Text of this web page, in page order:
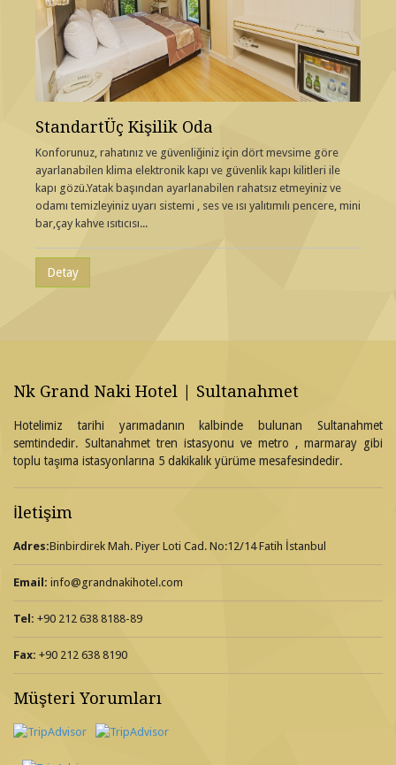
StandartÜç Kişilik Oda
Konforunuz, rahatınız ve güvenliğiniz için dört mevsime göre
ayarlanabilen klima elektronik kapı ve güvenlik kapı kilitleri ile
kapı gözü.Yatak başından ayarlanabilen rahatsız etmeyiniz ve
odamı temizleyiniz uyarı sistemi , ses ve ısı yalıtımılı pencere, mini
bar,çay kahve ısıtıcısı...
Detay
Nk Grand Naki Hotel | Sultanahmet
Hotelimiz tarihi yarımadanın kalbinde bulunan Sultanahmet
semtindedir. Sultanahmet tren istasyonu ve metro , marmaray gibi
toplu taşıma istasyonlarına 5 dakikalık yürüme mesafesindedir.
İletişim
Adres:Binbirdirek Mah. Piyer Loti Cad. No:12/14 Fatih İstanbul
Email: info@grandnakihotel.com
Tel: +90 212 638 8188-89
Fax: +90 212 638 8190
Müşteri Yorumları